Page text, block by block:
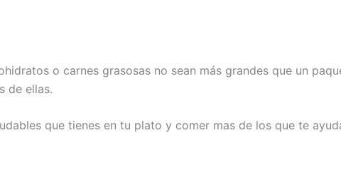
o carnes grasosas no sean más grandes que un
de ellas.
que tienes en tu plato y comer mas de los que te